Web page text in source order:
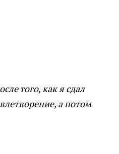
того, как я сдал
а потом